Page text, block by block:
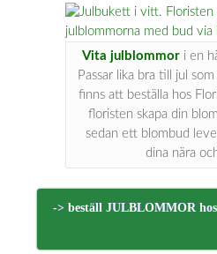
Vita julblommor i en
Passar lika bra till jul
finns att beställa hos
floristen skapa din
sedan ett blombud
dina nära
-> beställ JULBLOMMOR